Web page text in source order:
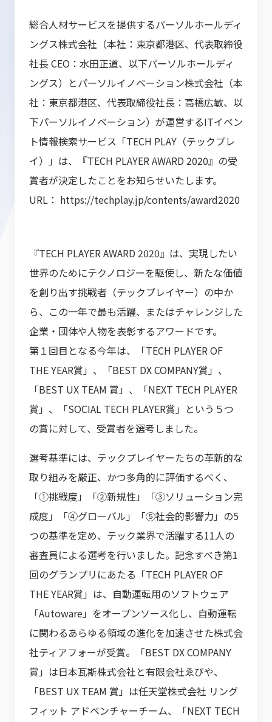
総合人材サービスを提供するパーソルホールディ
ングス株式会社（本社：東京都港区、代表取締役
社長 CEO：水田正道、以下パーソルホールディ
ングス）とパーソルイノベーション株式会社（本
社：東京都港区、代表取締役社長：高橋広敏、以
下パーソルイノベーション）が運営するITイベン
ト情報検索サービス「TECH PLAY（テックプレ
イ）」は、『TECH PLAYER AWARD 2020』の受
賞者が決定したことをお知らせいたします。
URL： https://techplay.jp/contents/award2020
『TECH PLAYER AWARD 2020』は、実現したい
世界のためにテクノロジーを駆使し、新たな価値
を創り出す挑戦者（テックプレイヤー）の中か
ら、この一年で最も活躍、またはチャレンジした
企業・団体や人物を表彰するアワードです。
第１回目となる今年は、「TECH PLAYER OF
THE YEAR賞」、「BEST DX COMPANY賞」、
「BEST UX TEAM 賞」、「NEXT TECH PLAYER
賞」、「SOCIAL TECH PLAYER賞」という５つ
の賞に対して、受賞者を選考しました。
選考基準には、テックプレイヤーたちの革新的な
取り組みを厳正、かつ多角的に評価するべく、
「①挑戦度」「②新規性」「③ソリューション完
成度」「④グローバル」「⑤社会的影響力」の5
つの基準を定め、テック業界で活躍する11人の
審査員による選考を行いました。記念すべき第1
回のグランプリにあたる「TECH PLAYER OF
THE YEAR賞」は、自動運転用のソフトウェア
「Autoware」をオープンソース化し、自動運転
に関わるあらゆる領域の進化を加速させた株式会
社ティアフォーが受賞。「BEST DX COMPANY
賞」は日本瓦斯株式会社と有限会社ゑびや、
「BEST UX TEAM 賞」は任天堂株式会社 リング
フィット アドベンチャーチーム、「NEXT TECH